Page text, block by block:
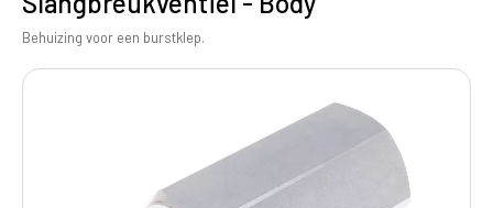
Behuizing voor een burstklep.